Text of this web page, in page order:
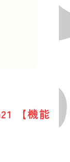
【機能